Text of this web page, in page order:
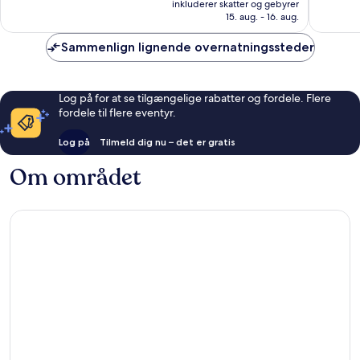
anmeldelser
862 kr.
inkluderer skatter og gebyrer
15. aug. - 16. aug.
Sammenlign lignende overnatningssteder
Log på for at se tilgængelige rabatter og fordele. Flere
fordele til flere eventyr.
Log på Tilmeld dig nu – det er gratis
Om området